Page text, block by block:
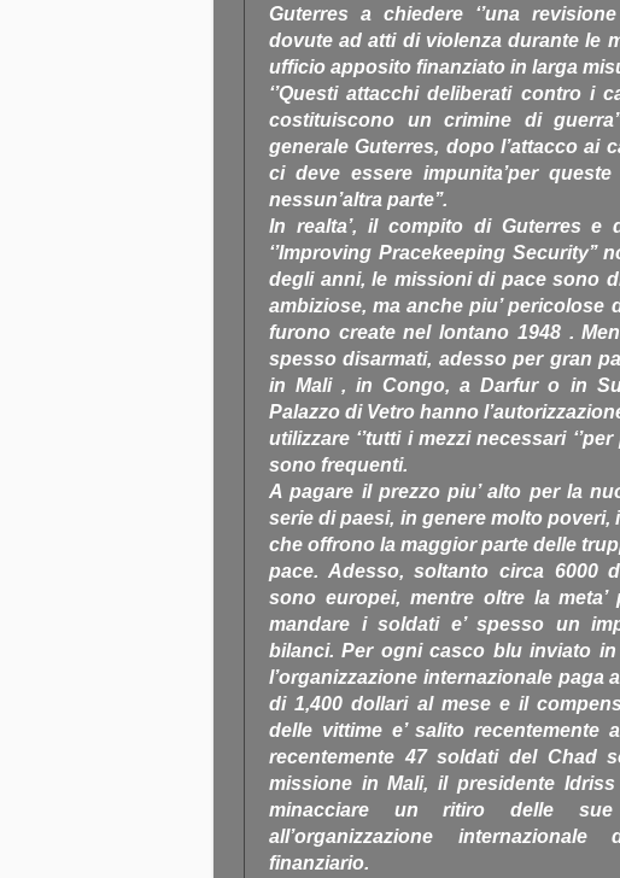
Guterres a chiedere ‘’una
dovute ad atti di violenza durante le
ufficio apposito finanziato in larga
‘’Questi attacchi deliberati contro i
costituiscono un crimine di
generale Guterres, dopo l’attacco ai
ci deve essere impunita’per
nessun’altra parte’’.
In realta’, il compito di Guterres e
‘’Improving Pracekeeping Security’’
degli anni, le missioni di pace sono
ambiziose, ma anche piu’
furono create nel lontano 1948 .
spesso disarmati, adesso per gran
in Mali , in Congo, a Darfur o in
Palazzo di Vetro hanno
utilizzare ‘’tutti i mezzi necessari
sono frequenti.
A pagare il prezzo piu’ alto per la
serie di paesi, in genere molto poveri,
che offrono la maggior parte delle
pace. Adesso, soltanto circa 6000
sono europei, mentre oltre la meta’
mandare i soldati e’ spesso un
bilanci. Per ogni casco blu inviato
l’organizzazione internazionale paga
di 1,400 dollari al mese e il
delle vittime e’ salito recentemente
recentemente 47 soldati del Chad
missione in Mali, il presidente
minacciare un ritiro delle
all’organizzazione
finanziario.